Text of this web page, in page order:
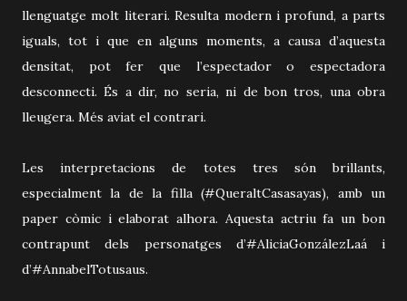
llenguatge molt literari. Resulta modern i profund, a parts
iguals, tot i que en alguns moments, a causa d’aquesta
densitat, pot fer que l’espectador o espectadora
desconnecti. És a dir, no seria, ni de bon tros, una obra
lleugera. Més aviat el contrari.
Les interpretacions de totes tres són brillants,
especialment la de la filla (#QueraltCasasayas), amb un
paper còmic i elaborat alhora. Aquesta actriu fa un bon
contrapunt dels personatges d’#AliciaGonzálezLaá i
d’#AnnabelTotusaus.